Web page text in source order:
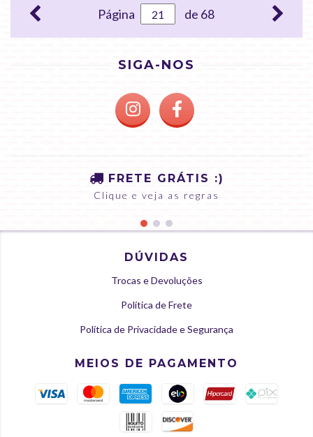
Página de 68
SIGA-NOS
FRETE GRÁTIS :)
Clique e veja as regras
DÚVIDAS
Trocas e Devoluções
Política de Frete
Política de Privacidade e Segurança
MEIOS DE PAGAMENTO